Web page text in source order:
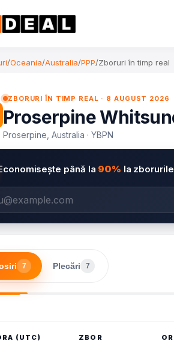
/Oceania/Australia/PPP/Zboruri în timp real
ZBORURI ÎN TIMP REAL · 8 AUGUST 2026
Proserpine
Proserpine, Australia · YBPN
până la 90% la
7 Plecări 7
(UTC) ZBOR